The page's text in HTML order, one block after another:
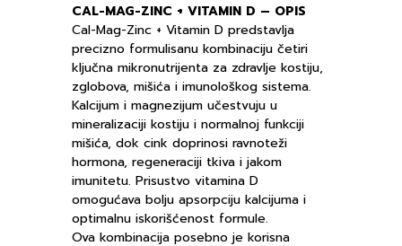
CAL-MAG-ZINC + VITAMIN D – OPIS
Cal-Mag-Zinc + Vitamin D predstavlja
precizno formulisanu kombinaciju četiri
ključna mikronutrijenta za zdravlje kostiju,
zglobova, mišića i imunološkog sistema.
Kalcijum i magnezijum učestvuju u
mineralizaciji kostiju i normalnoj funkciji
mišića, dok cink doprinosi ravnoteži
hormona, regeneraciji tkiva i jakom
imunitetu. Prisustvo vitamina D
omogućava bolju apsorpciju kalcijuma i
optimalnu iskorišćenost formule.
Ova kombinacija posebno je korisna